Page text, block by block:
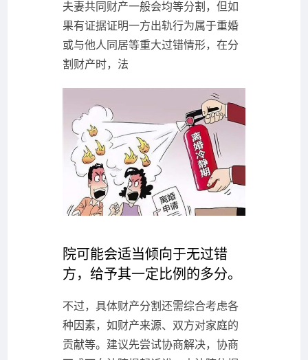
夫妻共同财产一般会均等分割，但如
果有证据证明一方出轨行为属于重婚
或与他人同居等重大过错情形，在分
割财产时，法
院可能会适当倾向于无过错
方，给予其一定比例的多分。
不过，具体财产分割还需综合考虑各
种因素，如财产来源、双方对家庭的
贡献等。建议先尝试协商解决，协商